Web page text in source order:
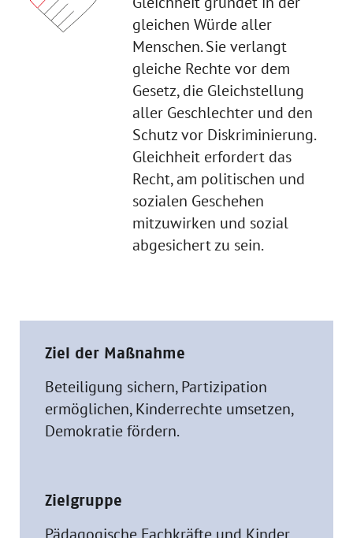
gleichen Würde aller
Menschen. Sie verlangt
gleiche Rechte vor dem
Gesetz, die Gleichstellung
aller Geschlechter und den
Schutz vor Diskriminierung.
Gleichheit erfordert das
Recht, am politischen und
sozialen Geschehen
mitzuwirken und sozial
abgesichert zu sein.
Ziel der Maßnahme
Beteiligung sichern, Partizipation
ermöglichen, Kinderrechte umsetzen,
Demokratie fördern.
Zielgruppe
Pädagogische Fachkräfte und Kinder